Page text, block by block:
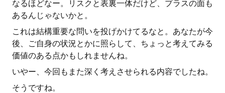
なるほどなー。リスクと表裏一体だけど、プラスの面も
あるんじゃないかと。
これは結構重要な問いを投げかけてるなと。あなたが今
後、ご自身の状況とかに照らして、ちょっと考えてみる
価値のある点かもしれませんね。
いやー、今回もまた深く考えさせられる内容でしたね。
そうですね。